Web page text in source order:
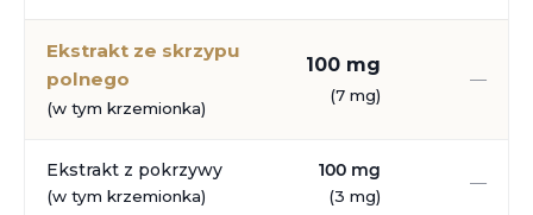
Ekstrakt ze skrzypu
polnego
(w tym krzemionka)
100 mg
(7 mg)
—
Ekstrakt z pokrzywy
(w tym krzemionka)
100 mg
(3 mg)
—